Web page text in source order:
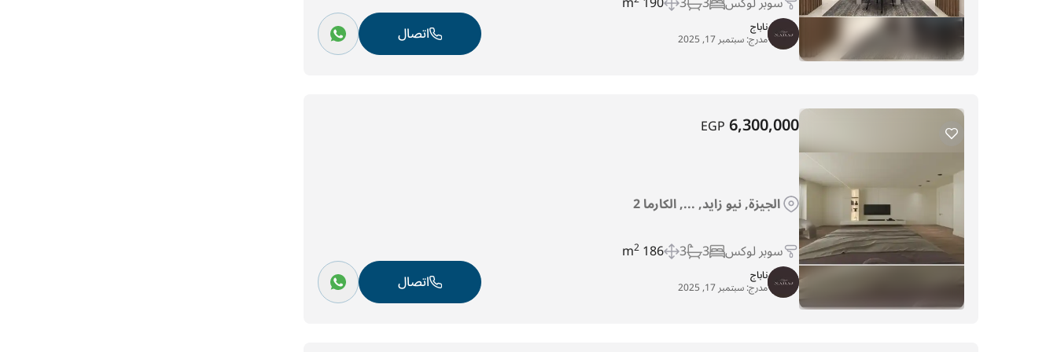
ناباج
مدرج:سبتمبر 17, 2025 اتصال
6,300,000
EGP
الجيزة, نيو زايد, ..., الكارما 2
سوبر لوكس 3
3
186 m
2
ناباج
مدرج:سبتمبر 17, 2025 اتصال